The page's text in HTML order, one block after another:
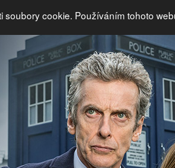
cookie. Používáním tohoto